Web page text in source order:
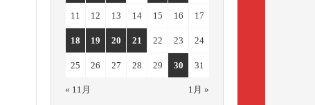
11 12 13 14 15 16 17
18 19 20 21 22 23 24
25 26 27 28 29 30 31
« 11月 1月 »